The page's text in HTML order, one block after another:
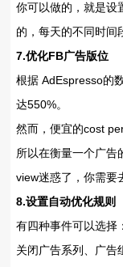
你可以做的，就是设
的，每天的不同时间
7.优化FB广告版位
根据 AdEspresso的
达550%。
然而，便宜的cost
所以在衡量一个广告
view迷惑了，你需要
8.设置自动优化规则
有四种事件可以选择：
关闭广告系列、广告